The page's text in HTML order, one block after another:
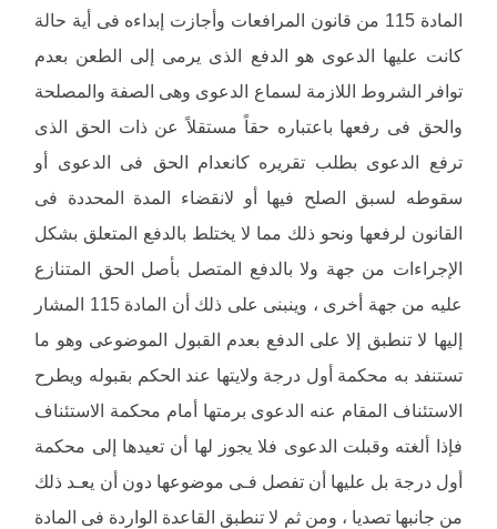
المادة 115 من قانون المرافعات وأجازت إبداءه فى أية حالة
كانت عليها الدعوى هو الدفع الذى يرمى إلى الطعن بعدم
توافر الشروط اللازمة لسماع الدعوى وهى الصفة والمصلحة
والحق فى رفعها باعتباره حقاً مستقلاً عن ذات الحق الذى
ترفع الدعوى بطلب تقريره كانعدام الحق فى الدعوى أو
سقوطه لسبق الصلح فيها أو لانقضاء المدة المحددة فى
القانون لرفعها ونحو ذلك مما لا يختلط بالدفع المتعلق بشكل
الإجراءات من جهة ولا بالدفع المتصل بأصل الحق المتنازع
عليه من جهة أخرى ، وينبنى على ذلك أن المادة 115 المشار
إليها لا تنطبق إلا على الدفع بعدم القبول الموضوعى وهو ما
تستنفد به محكمة أول درجة ولايتها عند الحكم بقبوله ويطرح
الاستئناف المقام عنه الدعوى برمتها أمام محكمة الاستئناف
فإذا ألغته وقبلت الدعوى فلا يجوز لها أن تعيدها إلى محكمة
أول درجة بل عليها أن تفصل فـى موضوعها دون أن يعـد ذلك
من جانبها تصديا ، ومن ثم لا تنطبق القاعدة الواردة فى المادة